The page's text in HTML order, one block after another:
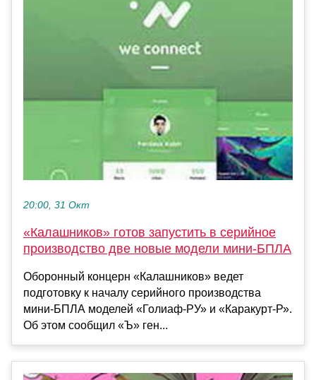
20:00, 31 Окт
«Калашников» готов запустить в серийное
производство две новые модели мини-БПЛА
Оборонный концерн «Калашников» ведет
подготовку к началу серийного производства
мини-БПЛА моделей «Голиаф-РУ» и «Каракурт-Р».
Об этом сообщил «Ъ» ген...